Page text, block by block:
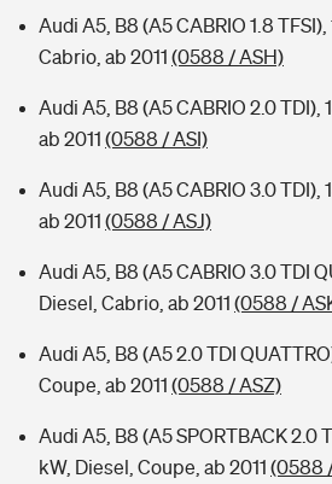
Audi A5, B8 (A5 CABRIO 1.8 TFSI),
Cabrio, ab 2011 (0588 / ASH)
Audi A5, B8 (A5 CABRIO 2.0 TDI),
ab 2011 (0588 / ASI)
Audi A5, B8 (A5 CABRIO 3.0 TDI),
ab 2011 (0588 / ASJ)
Audi A5, B8 (A5 CABRIO 3.0 TDI
Diesel, Cabrio, ab 2011 (0588 /
Audi A5, B8 (A5 2.0 TDI
Coupe, ab 2011 (0588 / ASZ)
Audi A5, B8 (A5 SPORTBACK 2.0
kW, Diesel, Coupe, ab 2011 (0588